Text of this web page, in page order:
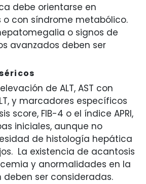
debe orientarse en
o con síndrome metabólico.
o signos de
avanzados deben ser
de ALT, AST con
y marcadores específicos
score, FIB-4 o el índice APRI,
iniciales, aunque no
de histología hepática
La existencia de acantosis
y anormalidades en la
ser consideradas.